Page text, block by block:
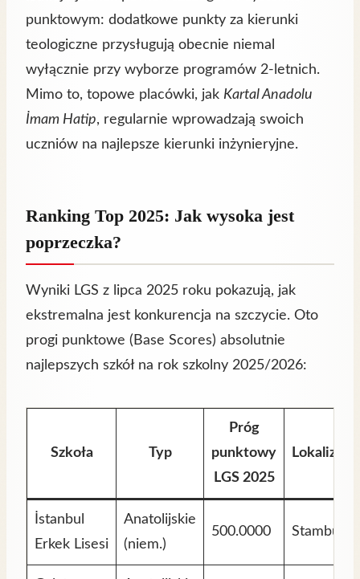
punktowym: dodatkowe punkty za kierunki
teologiczne przysługują obecnie niemal
wyłącznie przy wyborze programów 2-letnich.
Mimo to, topowe placówki, jak Kartal Anadolu
İmam Hatip, regularnie wprowadzają swoich
uczniów na najlepsze kierunki inżynieryjne.
Ranking Top 2025: Jak wysoka jest
poprzeczka?
Wyniki LGS z lipca 2025 roku pokazują, jak
ekstremalna jest konkurencja na szczycie. Oto
progi punktowe (Base Scores) absolutnie
najlepszych szkół na rok szkolny 2025/2026:
Szkoła Typ
Próg
punktowy
LGS 2025
İstanbul
Erkek Lisesi
Anatolijskie
(niem.)
500.0000 Stambuł